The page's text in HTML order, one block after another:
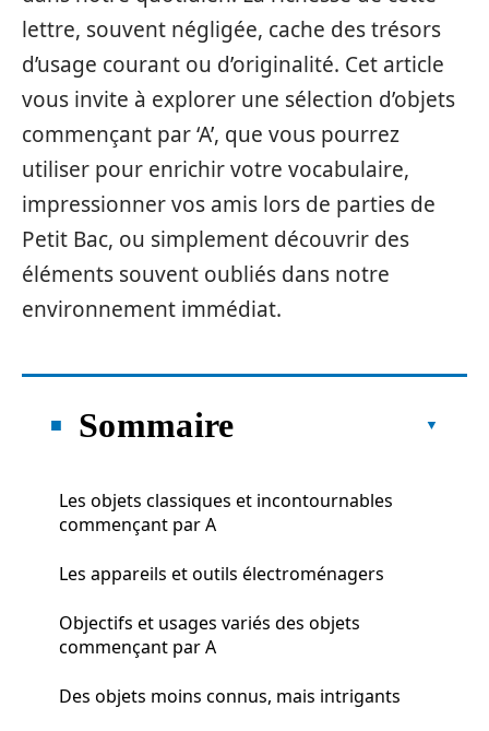
lettre, souvent négligée, cache des trésors
d’usage courant ou d’originalité. Cet article
vous invite à explorer une sélection d’objets
commençant par ‘A’, que vous pourrez
utiliser pour enrichir votre vocabulaire,
impressionner vos amis lors de parties de
Petit Bac, ou simplement découvrir des
éléments souvent oubliés dans notre
environnement immédiat.
Sommaire
Les objets classiques et incontournables
commençant par A
Les appareils et outils électroménagers
Objectifs et usages variés des objets
commençant par A
Des objets moins connus, mais intrigants